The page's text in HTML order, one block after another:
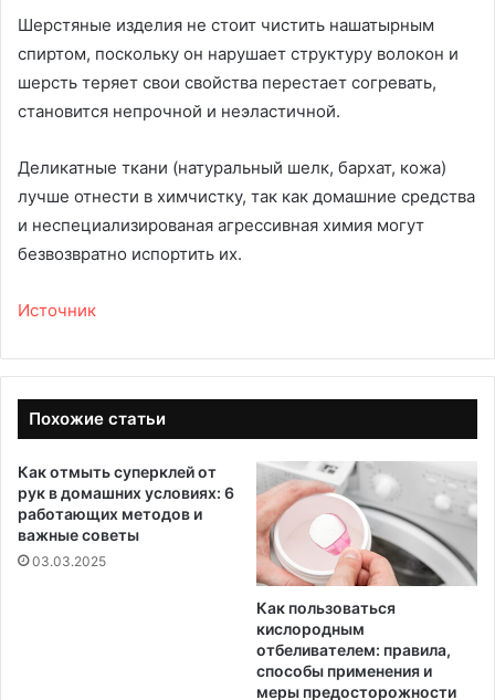
Шерстяные изделия не стоит чистить нашатырным
спиртом, поскольку он нарушает структуру волокон и
шерсть теряет свои свойства перестает согревать,
становится непрочной и неэластичной.
Деликатные ткани (натуральный шелк, бархат, кожа)
лучше отнести в химчистку, так как домашние средства
и неспециализированая агрессивная химия могут
безвозвратно испортить их.
Источник
Похожие статьи
Как отмыть суперклей от
рук в домашних условиях: 6
работающих методов и
важные советы
03.03.2025
Как пользоваться
кислородным
отбеливателем: правила,
способы применения и
меры предосторожности